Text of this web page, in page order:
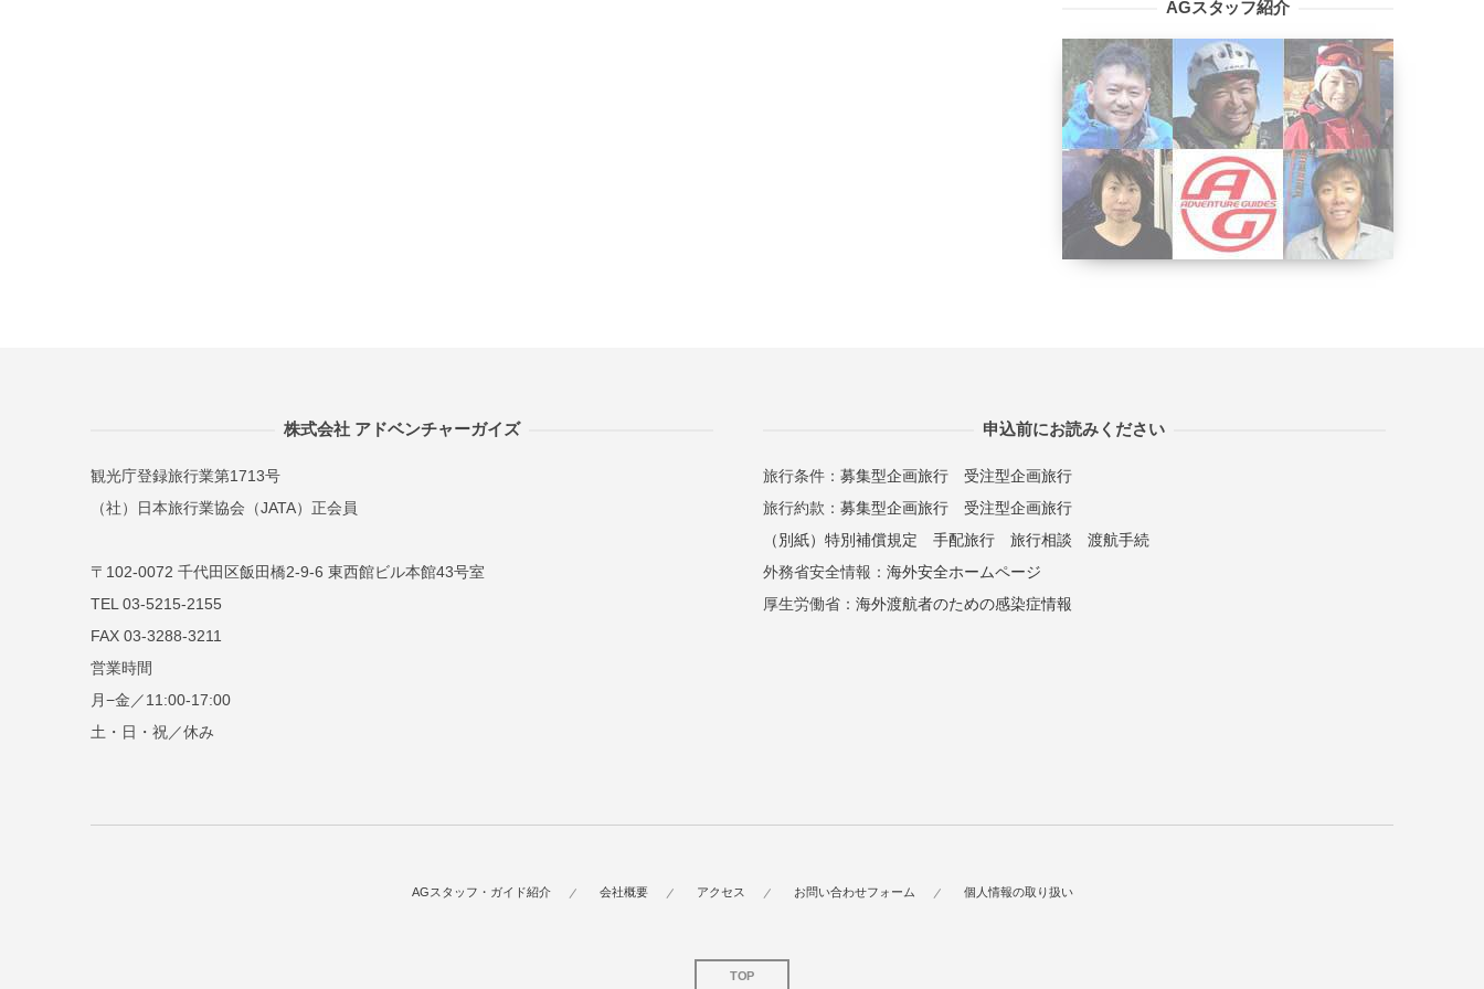
AGスタッフ紹介
株式会社 アドベンチャーガイズ
観光庁登録旅行業第1713号
（社）日本旅行業協会（JATA）正会員
〒102-0072 千代田区飯田橋2-9-6 東西館ビル本館43号室
TEL 03-5215-2155
FAX 03-3288-3211
営業時間
月−金／11:00-17:00
土・日・祝／休み
申込前にお読みください
旅行条件： 募集型企画旅行
受注型企画旅行
旅行約款： 募集型企画旅行
受注型企画旅行
（別紙）特別補償規定
手配旅行 旅行相談
渡航手続
外務省安全情報： 海外安全ホームページ
厚生労働省： 海外渡航者のための感染症情報
AGスタッフ・ガイド紹介 会社概要 アクセス お問い合わせフォーム 個人情報の取り扱い
TOP